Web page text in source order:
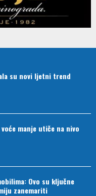
su novi ljetni trend
manje utiče na nivo
Ovo su ključne
zanemariti